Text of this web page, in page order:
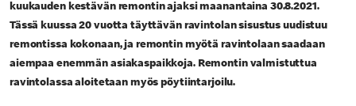
kuukauden kestävän remontin ajaksi maanantaina 30.8.2021.
Tässä kuussa 20 vuotta täyttävän ravintolan sisustus uudistuu
remontissa kokonaan, ja remontin myötä ravintolaan saadaan
aiempaa enemmän asiakaspaikkoja. Remontin valmistuttua
ravintolassa aloitetaan myös pöytiintarjoilu.